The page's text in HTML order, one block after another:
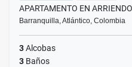
APARTAMENTO EN
Barranquilla, Atlántico, Colombia
3Alcobas
3 Baños